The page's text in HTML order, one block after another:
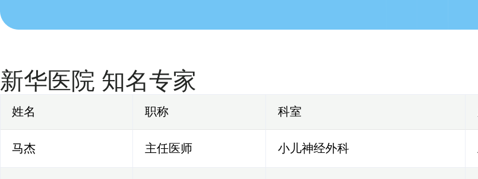
新华医院 知名专家
姓名 职称 科室
马杰 主任医师 小儿神经外科